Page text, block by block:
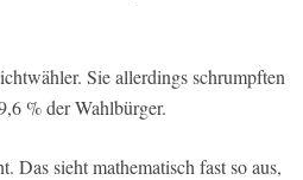
Sie allerdings schrumpften
% der Wahlbürger.
sieht mathematisch fast so aus,